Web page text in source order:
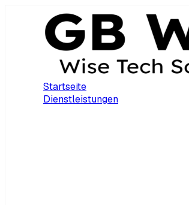
Startseite
Dienstleistungen